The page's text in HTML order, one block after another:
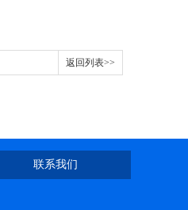
返回列表>>
联系我们